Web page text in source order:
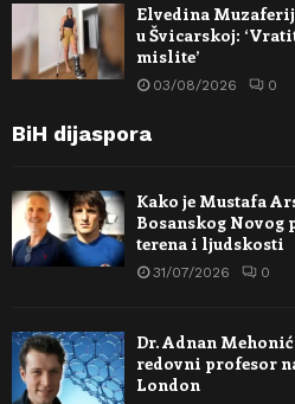
Elvedina
u Švicarskoj:
mislite’
03/08/2026 0
BiH dijaspora
Kako je Mustafa
Bosanskog
terena i ljudskosti
31/07/2026 0
Dr. Adnan Mehonić
redovni profesor
London